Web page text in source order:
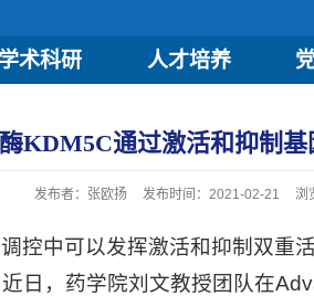
学术科研 人才培养
KDM5C通过激活和抑制
发布者：张欧扬 发布时间：2021-02-21 浏
控中可以发挥激活和抑制双重
日，药学院刘文教授团队在